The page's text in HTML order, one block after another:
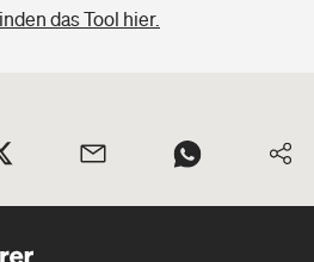
das Tool hier.